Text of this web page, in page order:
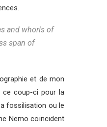
and whorls of
span of
et de mon
ce coup-ci pour la
fossilisation ou le
Nemo coïncident